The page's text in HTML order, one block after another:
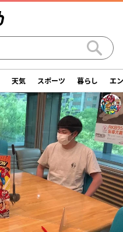
イベント ニュース
暮らし エンタメ
ライター シリーズ
SNS一覧
スタジオ見学について
天気 スポーツ 暮らし エ